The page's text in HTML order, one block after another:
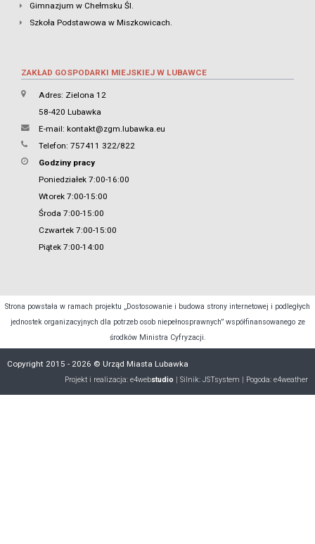
Gimnazjum w Chełmsku Śl.
Szkoła Podstawowa w Miszkowicach.
ZAKŁAD GOSPODARKI MIEJSKIEJ W LUBAWCE
Adres: Zielona 12
58-420 Lubawka
E-mail: kontakt@zgm.lubawka.eu
Telefon: 757411 322/822
Godziny pracy
Poniedziałek 7:00-16:00
Wtorek 7:00-15:00
Środa 7:00-15:00
Czwartek 7:00-15:00
Piątek 7:00-14:00
Strona powstała w ramach projektu „Dostosowanie i budowa strony internetowej i podległych
jednostek organizacyjnych dla potrzeb osob niepełnosprawnych” współfinansowanego ze
środków Ministra Cyfryzacji.
Copyright 2015 - 2026 © Urząd Miasta Lubawka
Projekt i realizacja: e4webstudio | Silnik: JSTsystem | Pogoda: e4weather